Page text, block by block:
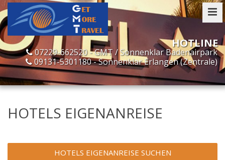
07229-662520 - GMT / Sonnenklar Badenairpark
09131-5301180 - Sonnenklar Erlangen (Zentrale)
HOTELS EIGENANREISE
HOTELS EIGENANREISE SUCHEN